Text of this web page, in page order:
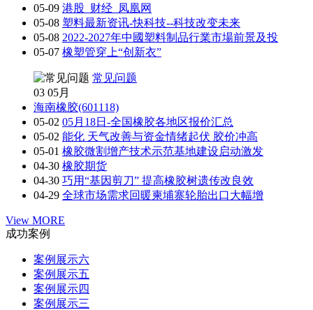
05-09 港股_财经_凤凰网
05-08 塑料最新资讯-快科技--科技改变未来
05-08 2022-2027年中國塑料制品行業市場前景及投
05-07 橡塑管穿上“创新衣”
常见问题
03 05月
海南橡胶(601118)
05-02 05月18日-全国橡胶各地区报价汇总
05-02 能化 天气改善与资金情绪起伏 胶价冲高
05-01 橡胶微割增产技术示范基地建设启动激发
04-30 橡胶期货
04-30 巧用“基因剪刀” 提高橡胶树遗传改良效
04-29 全球市场需求回暖柬埔寨轮胎出口大幅增
View MORE
成功案例
案例展示六
案例展示五
案例展示四
案例展示三